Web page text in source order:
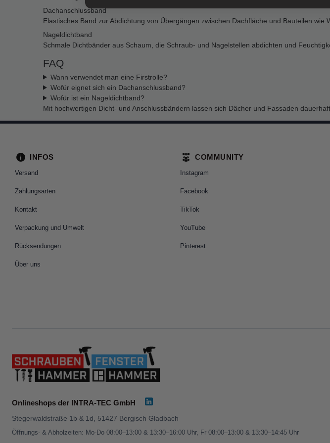
Dachanschlussband
Elastisches Band zur Abdichtung von Übergängen zwischen Dachfläche und Bauteilen wie
Nageldichtband
Schmale Dichtbänder aus Schaum, die Schraub- und Nagelstellen abdichten und
FAQ
Wann verwendet man eine Firstrolle?
Wofür eignet sich ein Dachanschlussband?
Wofür ist ein Nageldichtband?
Mit hochwertigen Dicht- und Anschlussbändern lassen sich Dächer und Fassaden
INFOS
Versand
Zahlungsarten
Kontakt
Verpackung und Umwelt
Rücksendungen
Über uns
COMMUNITY
Instagram
Facebook
TikTok
YouTube
Pinterest
Onlineshops der INTRA-TEC GmbH
Stegerwaldstraße 1b & 1d, 51427 Bergisch Gladbach
Öffnungs- & Abholzeiten: Mo-Do 08:00–13:00 & 13:30–16:00 Uhr, Fr 08:00–13:00 & 13:30–14:45 Uhr